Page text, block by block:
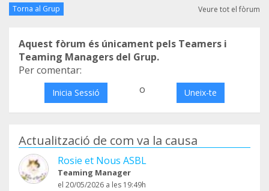
Torna al Grup Veure tot el fòrum
Aquest fòrum és únicament pels Teamers i
Teaming Managers del Grup.
Per comentar:
Inicia Sessió o Uneix-te
Actualització de com va la causa
Rosie et Nous ASBL
Teaming Manager
el 20/05/2026 a les 19:49h